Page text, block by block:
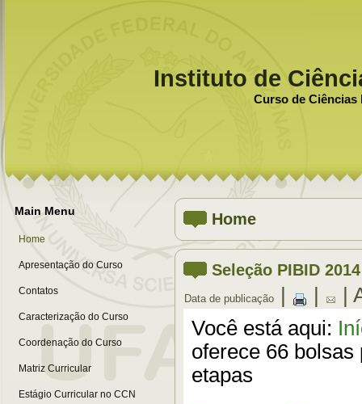
Instituto de
Curso de Ciências
Main Menu
Home
Apresentação do Curso
Contatos
Caracterização do Curso
Coordenação do Curso
Matriz Curricular
Estágio Curricular no CCN
Home
Seleção PIBID 2014
Data de publicação
|
Você está aqui:
oferece 66
etapas